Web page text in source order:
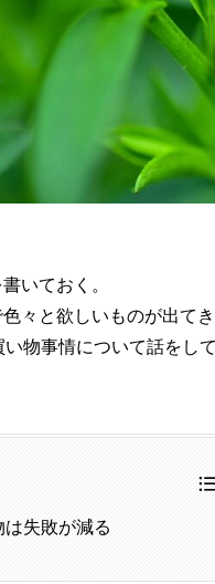
いておく。
々と欲しいものが出て
物事情について話をして
失敗が減る